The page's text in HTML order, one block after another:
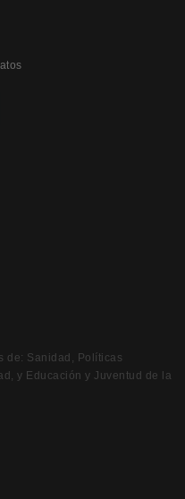
de: Sanidad, Políticas
y Educación y Juventud de la